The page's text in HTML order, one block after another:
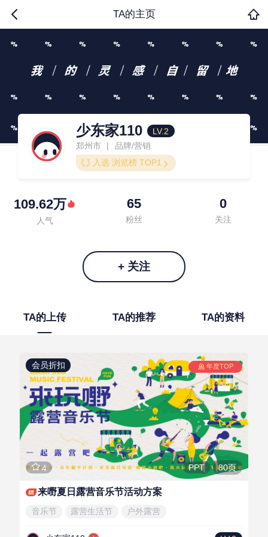
TA的主页
少东家110
LV.2
郑州市
|
品牌/营销
入选 浏览榜 TOP1
109.62万
人气
65
粉丝
0
关注
+ 关注
TA的上传 TA的推荐 TA的资料
会员折扣 年度TOP
4 PPT 80页
来嘢夏日露营音乐节活动方案
音乐节 露营生活节 户外露营